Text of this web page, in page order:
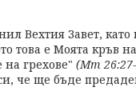
Вехтия Завет,
това е Моята кръв
грехове" (Мт
че ще бъде